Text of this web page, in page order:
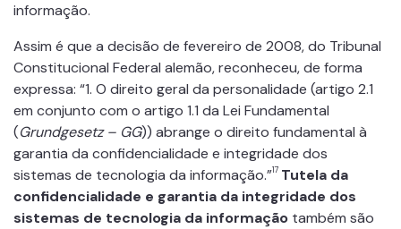
informação.
Assim é que a decisão de fevereiro de 2008, do Tribunal
Constitucional Federal alemão, reconheceu, de forma
expressa: “1. O direito geral da personalidade (artigo 2.1
em conjunto com o artigo 1.1 da Lei Fundamental
(Grundgesetz – GG)) abrange o direito fundamental à
garantia da confidencialidade e integridade dos
sistemas de tecnologia da informação.”17 Tutela da
confidencialidade e garantia da integridade dos
sistemas de tecnologia da informação também são